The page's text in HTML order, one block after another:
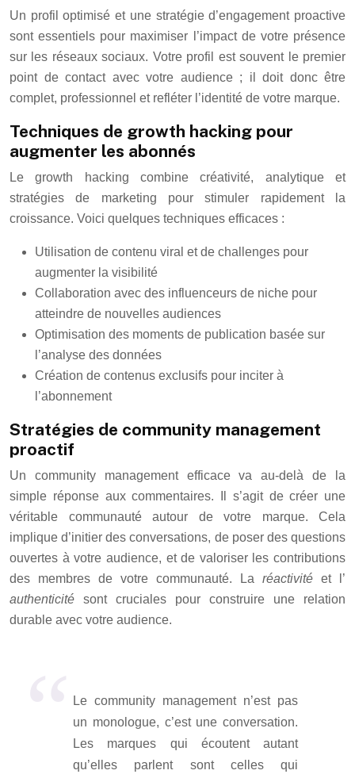
Un profil optimisé et une stratégie d’engagement proactive
sont essentiels pour maximiser l’impact de votre présence
sur les réseaux sociaux. Votre profil est souvent le premier
point de contact avec votre audience ; il doit donc être
complet, professionnel et refléter l’identité de votre marque.
Techniques de growth hacking pour
augmenter les abonnés
Le growth hacking combine créativité, analytique et
stratégies de marketing pour stimuler rapidement la
croissance. Voici quelques techniques efficaces :
Utilisation de contenu viral et de challenges pour
augmenter la visibilité
Collaboration avec des influenceurs de niche pour
atteindre de nouvelles audiences
Optimisation des moments de publication basée sur
l’analyse des données
Création de contenus exclusifs pour inciter à
l’abonnement
Stratégies de community management
proactif
Un community management efficace va au-delà de la
simple réponse aux commentaires. Il s’agit de créer une
véritable communauté autour de votre marque. Cela
implique d’initier des conversations, de poser des questions
ouvertes à votre audience, et de valoriser les contributions
des membres de votre communauté. La réactivité et l’
authenticité sont cruciales pour construire une relation
durable avec votre audience.
Le community management n’est pas
un monologue, c’est une conversation.
Les marques qui écoutent autant
qu’elles parlent sont celles qui